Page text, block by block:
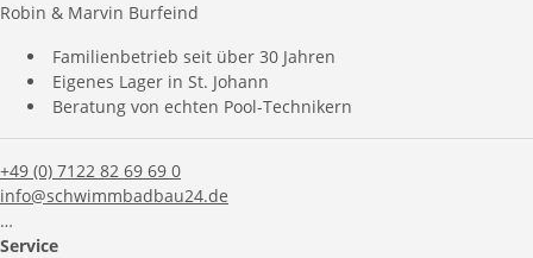
Robin & Marvin Burfeind
Familienbetrieb seit über 30 Jahren
Eigenes Lager in St. Johann
Beratung von echten Pool-Technikern
+49 (0) 7122 82 69 69 0
info@schwimmbadbau24.de
…
Service